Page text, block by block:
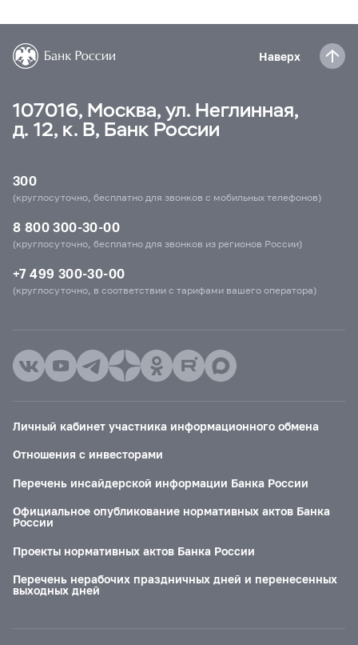
Наверх
107016, Москва, ул. Неглинная,
д. 12, к. В, Банк России
300
(круглосуточно, бесплатно для звонков с мобильных телефонов)
8 800 300-30-00
(круглосуточно, бесплатно для звонков из регионов России)
+7 499 300-30-00
(круглосуточно, в соответствии с тарифами вашего оператора)
Личный кабинет участника информационного обмена
Отношения с инвесторами
Перечень инсайдерской информации Банка России
Официальное опубликование нормативных актов Банка
России
Проекты нормативных актов Банка России
Перечень нерабочих праздничных дней и перенесенных
выходных дней